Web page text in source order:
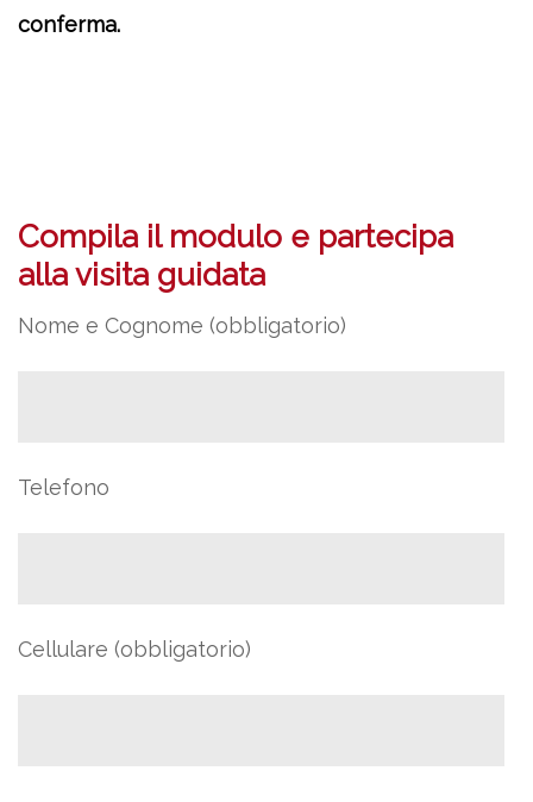
conferma.
Compila il modulo e partecipa
alla visita guidata
Nome e Cognome (obbligatorio)
Telefono
Cellulare (obbligatorio)